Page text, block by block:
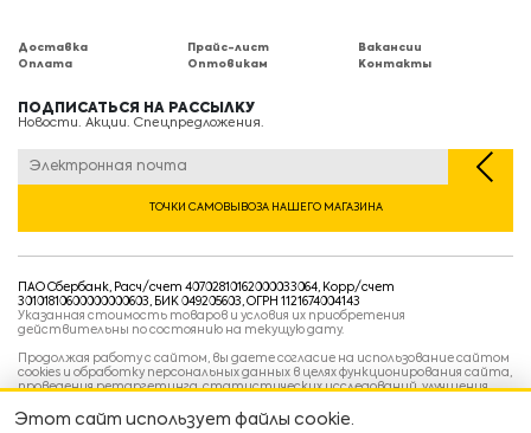
Доставка
Оплата
Прайс-лист
Оптовикам
Вакансии
Контакты
ПОДПИСАТЬСЯ НА РАССЫЛКУ
Новости. Акции. Спецпредложения.
ТОЧКИ САМОВЫВОЗА НАШЕГО МАГАЗИНА
ПАО Сбербанк, Расч/счет 40702810162000033064, Корр/счет
30101810600000000603, БИК 049205603, ОГРН 1121674004143
Указанная стоимость товаров и условия их приобретения
действительны по состоянию на текущую дату.
Продолжая работу с сайтом, вы даете согласие на использование сайтом
cookies и обработку персональных данных в целях функционирования сайта,
проведения ретаргетинга, статистических исследований, улучшения
ваших предпочтений и интересов.
Политика конфиденциальности
Этот сайт использует файлы cookie.